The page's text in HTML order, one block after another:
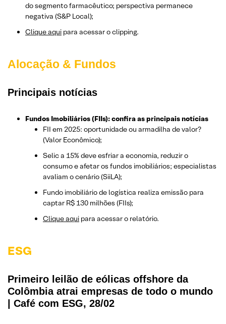
do segmento farmacêutico; perspectiva permanece
negativa (S&P Local);
Clique aqui para acessar o clipping.
Alocação & Fundos
Principais notícias
Fundos Imobiliários (FIIs): confira as principais notícias
FII em 2025: oportunidade ou armadilha de valor?
(Valor Econômico);
Selic a 15% deve esfriar a economia, reduzir o
consumo e afetar os fundos imobiliários; especialistas
avaliam o cenário (SiiLA);
Fundo imobiliário de logística realiza emissão para
captar R$ 130 milhões (FIIs);
Clique aqui para acessar o relatório.
ESG
Primeiro leilão de eólicas offshore da
Colômbia atrai empresas de todo o mundo
| Café com ESG, 28/02